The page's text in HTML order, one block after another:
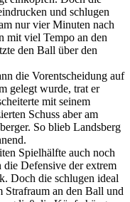
und schlugen
nur vier Minuten nach
mit viel Tempo an den
den Ball über den
die Vorentscheidung auf
gelegt wurde, trat er
mit seinem
Schuss aber am
So blieb Landsberg
Spielhälfte auch noch
Defensive der extrem
Doch die schlugen ideal
an den Ball und